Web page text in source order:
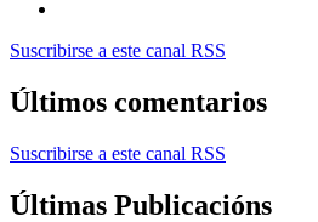
Suscribirse a este canal RSS
Últimos comentarios
Suscribirse a este canal RSS
Últimas Publicacións